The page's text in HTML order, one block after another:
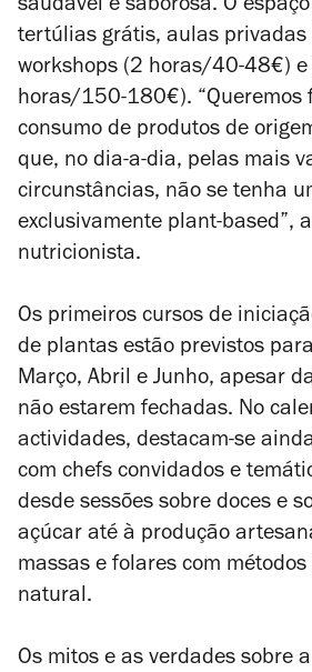
saudável e saborosa. O
tertúlias grátis, aulas
workshops (2 horas/40-48€) e
horas/150-180€). “Queremos
consumo de produtos de
que, no dia-a-dia, pelas mais
circunstâncias, não se tenha
exclusivamente plant-based”,
nutricionista.
Os primeiros cursos de
de plantas estão previstos
Março, Abril e Junho, apesar
não estarem fechadas. No
actividades, destacam-se
com chefs convidados e
desde sessões sobre doces e
açúcar até à produção
massas e folares com
natural.
Os mitos e as verdades sobre